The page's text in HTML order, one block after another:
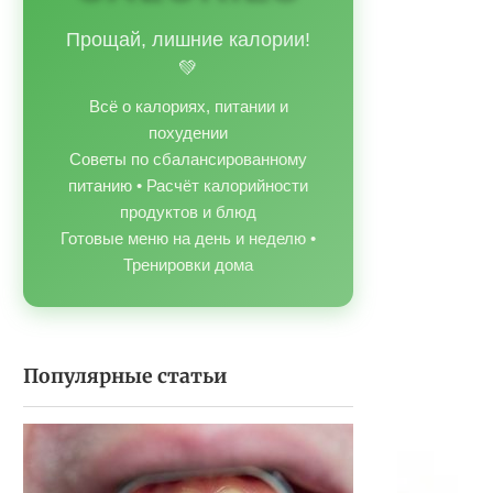
Прощай, лишние калории!
💚
Всё о калориях, питании и
похудении
Советы по сбалансированному
питанию • Расчёт калорийности
продуктов и блюд
Готовые меню на день и неделю •
Тренировки дома
Популярные статьи